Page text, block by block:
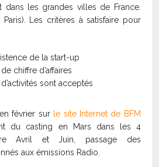
dans les grandes villes de France.
Les critères à satisfaire pour
de la start-up
chiffre d’affaires
sont acceptés
février sur le site Internet de BFM
du casting en Mars dans les 4
Avril et Juin, passage des
aux émissions Radio.